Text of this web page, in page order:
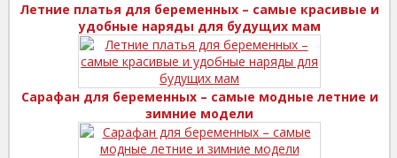
Летние платья для беременных – самые красивые и
удобные наряды для будущих мам
Сарафан для беременных – самые модные летние и
зимние модели